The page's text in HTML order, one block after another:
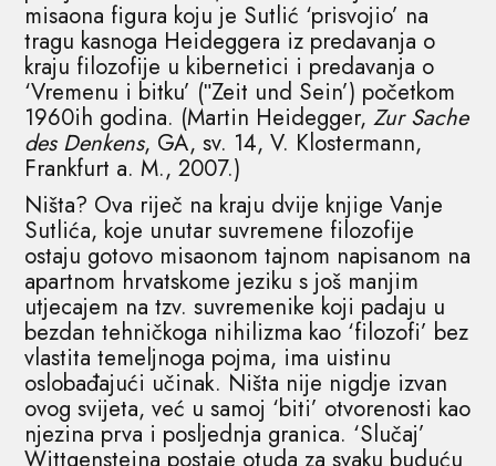
misaona figura koju je Sutlić ‘prisvojio’ na
tragu kasnoga Heideggera iz predavanja o
kraju filozofije u kibernetici i predavanja o
‘Vremenu i bitku’ (ʺZeit und Sein’) početkom
1960ih godina. (Martin Heidegger,Zur Sache
des Denkens, GA, sv. 14, V. Klostermann,
Frankfurt a. M., 2007.)
Ništa? Ova riječ na kraju dvije knjige Vanje
Sutlića, koje unutar suvremene filozofije
ostaju gotovo misaonom tajnom napisanom na
apartnom hrvatskome jeziku s još manjim
utjecajem na tzv. suvremenike koji padaju u
bezdan tehničkoga nihilizma kao ‘filozofi’ bez
vlastita temeljnoga pojma, ima uistinu
oslobađajući učinak. Ništa nije nigdje izvan
ovog svijeta, već u samoj ‘biti’ otvorenosti kao
njezina prva i posljednja granica. ‘Slučaj’
Wittgensteina postaje otuda za svaku buduću